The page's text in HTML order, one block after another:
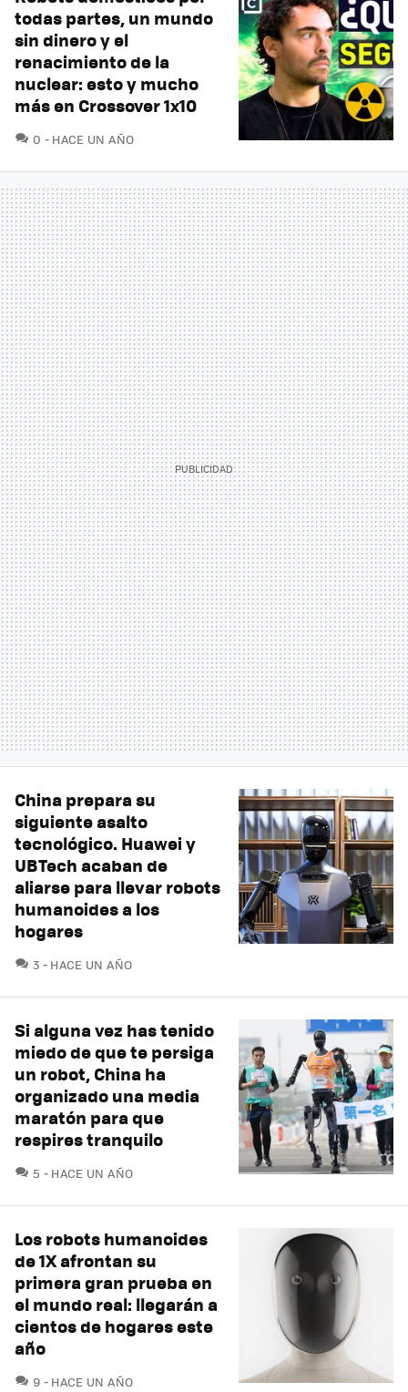
todas partes, un mundo
sin dinero y el
renacimiento de la
nuclear: esto y mucho
más en Crossover 1x10
0 COMENTARIOS
HACE UN AÑO
China prepara su
siguiente asalto
tecnológico. Huawei y
UBTech acaban de
aliarse para llevar robots
humanoides a los
hogares
3 COMENTARIOS
HACE UN AÑO
Si alguna vez has tenido
miedo de que te persiga
un robot, China ha
organizado una media
maratón para que
respires tranquilo
5 COMENTARIOS
HACE UN AÑO
Los robots humanoides
de 1X afrontan su
primera gran prueba en
el mundo real: llegarán a
cientos de hogares este
año
9 COMENTARIOS
HACE UN AÑO